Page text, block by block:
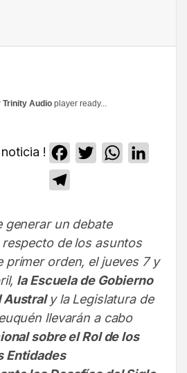
Trinity Audio player ready...
! Facebook
TwitterWhatsApp
generar un debate
de los asuntos
primer orden, el jueves 7 y
la Escuela de Gobierno
Austral y la Legislatura de
llevarán a cabo
sobre el Rol de los
Entidades